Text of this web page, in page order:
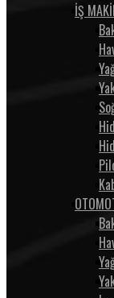
İŞ